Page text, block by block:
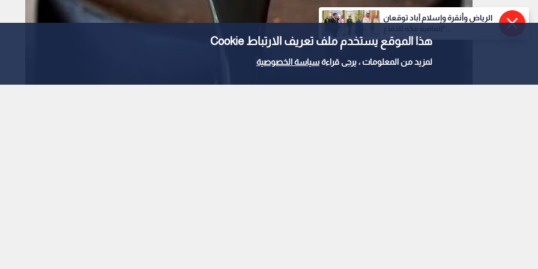
هذا الموقع يستخدم ملف تعريف الارتباط Cookie
لمزيد من المعلومات ، يرجى قراءةسياسة الخصوصية
الرياض وأنقرة وإسلام آباد توقعان